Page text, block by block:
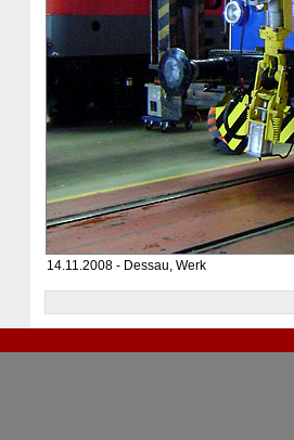
14.11.2008 - Dessau, Werk